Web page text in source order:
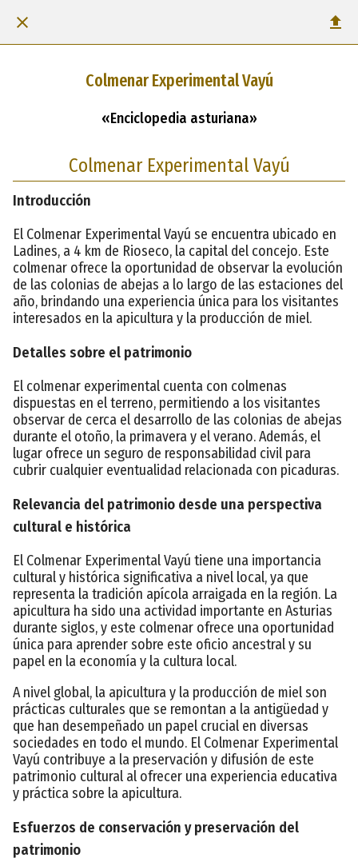
Colmenar Experimental Vayú
«Enciclopedia asturiana»
Colmenar Experimental Vayú
Introducción
El Colmenar Experimental Vayú se encuentra ubicado en
Ladines, a 4 km de Rioseco, la capital del concejo. Este
colmenar ofrece la oportunidad de observar la evolución
de las colonias de abejas a lo largo de las estaciones del
año, brindando una experiencia única para los visitantes
interesados en la apicultura y la producción de miel.
Detalles sobre el patrimonio
El colmenar experimental cuenta con colmenas
dispuestas en el terreno, permitiendo a los visitantes
observar de cerca el desarrollo de las colonias de abejas
durante el otoño, la primavera y el verano. Además, el
lugar ofrece un seguro de responsabilidad civil para
cubrir cualquier eventualidad relacionada con picaduras.
Relevancia del patrimonio desde una perspectiva
cultural e histórica
El Colmenar Experimental Vayú tiene una importancia
cultural y histórica significativa a nivel local, ya que
representa la tradición apícola arraigada en la región. La
apicultura ha sido una actividad importante en Asturias
durante siglos, y este colmenar ofrece una oportunidad
única para aprender sobre este oficio ancestral y su
papel en la economía y la cultura local.
A nivel global, la apicultura y la producción de miel son
prácticas culturales que se remontan a la antigüedad y
que han desempeñado un papel crucial en diversas
sociedades en todo el mundo. El Colmenar Experimental
Vayú contribuye a la preservación y difusión de este
patrimonio cultural al ofrecer una experiencia educativa
y práctica sobre la apicultura.
Esfuerzos de conservación y preservación del
patrimonio